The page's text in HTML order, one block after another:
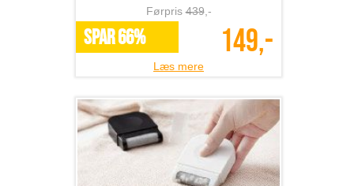
Førpris439,-
SPAR 66% 149,-
Læs mere